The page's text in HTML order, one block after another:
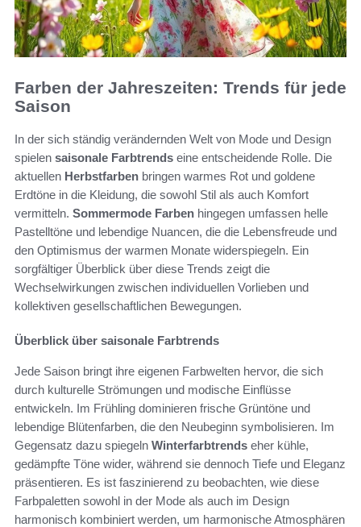
Farben der Jahreszeiten: Trends für jede
Saison
In der sich ständig verändernden Welt von Mode und Design
spielen saisonale Farbtrends eine entscheidende Rolle. Die
aktuellen Herbstfarben bringen warmes Rot und goldene
Erdtöne in die Kleidung, die sowohl Stil als auch Komfort
vermitteln. Sommermode Farben hingegen umfassen helle
Pastelltöne und lebendige Nuancen, die die Lebensfreude und
den Optimismus der warmen Monate widerspiegeln. Ein
sorgfältiger Überblick über diese Trends zeigt die
Wechselwirkungen zwischen individuellen Vorlieben und
kollektiven gesellschaftlichen Bewegungen.
Überblick über saisonale Farbtrends
Jede Saison bringt ihre eigenen Farbwelten hervor, die sich
durch kulturelle Strömungen und modische Einflüsse
entwickeln. Im Frühling dominieren frische Grüntöne und
lebendige Blütenfarben, die den Neubeginn symbolisieren. Im
Gegensatz dazu spiegeln Winterfarbtrends eher kühle,
gedämpfte Töne wider, während sie dennoch Tiefe und Eleganz
präsentieren. Es ist faszinierend zu beobachten, wie diese
Farbpaletten sowohl in der Mode als auch im Design
harmonisch kombiniert werden, um harmonische Atmosphären